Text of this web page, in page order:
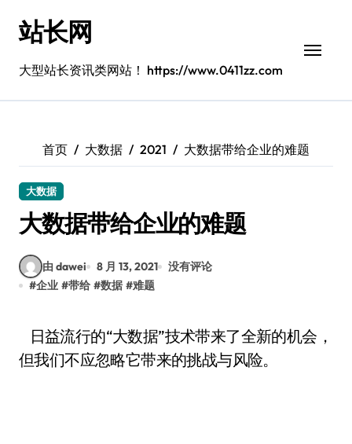
站长网
大型站长资讯类网站！ https://www.0411zz.com
首页 大数据 2021 大数据带给企业的难题
大数据
大数据带给企业的难题
由 dawei 8 月 13, 2021
没有评论
#企业 #带给 #数据 #难题
日益流行的“大数据”技术带来了全新的机会，
但我们不应忽略它带来的挑战与风险。